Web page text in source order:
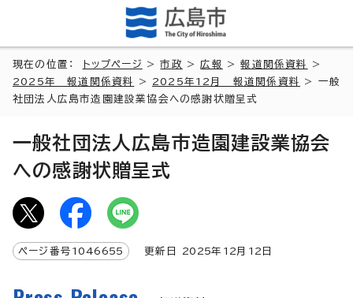
現在の位置： トップページ >市政 >広報 >報道関係資料
>
2025年 報道関係資料
> 2025年12月 報道関係資料
> 一般
社団法人広島市造園建設業協会への感謝状贈呈式
一般社団法人広島市造園建設業協会
への感謝状贈呈式
ページ番号 1046655 更新日 2025年 12月 12 日